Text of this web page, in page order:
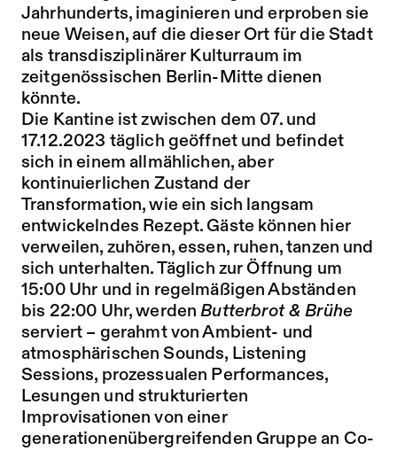
Jahrhunderts, imaginieren und erproben sie
neue Weisen, auf die dieser Ort für die Stadt
als transdisziplinärer Kulturraum im
zeitgenössischen Berlin-Mitte dienen
könnte.
Die Kantine ist zwischen dem 07. und
17.12.2023 täglich geöffnet und befindet
sich in einem allmählichen, aber
kontinuierlichen Zustand der
Transformation, wie ein sich langsam
entwickelndes Rezept. Gäste können hier
verweilen, zuhören, essen, ruhen, tanzen und
sich unterhalten. Täglich zur Öffnung um
15:00 Uhr und in regelmäßigen Abständen
bis 22:00 Uhr, werdenButterbrot & Brühe
serviert – gerahmt von Ambient- und
atmosphärischen Sounds, Listening
Sessions, prozessualen Performances,
Lesungen und strukturierten
Improvisationen von einer
generationenübergreifenden Gruppe an Co-